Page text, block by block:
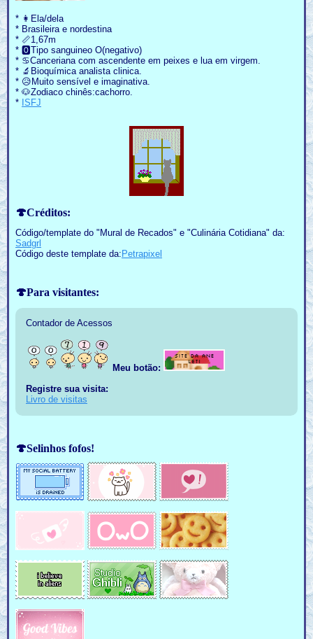
* 👩Ela/dela
* Brasileira e nordestina
* 📏1,67m
* 🅾Tipo sanguineo O(negativo)
* ♋Canceriana com ascendente em peixes e lua em virgem.
* 🔬Bioquímica analista clinica.
* 😥Muito sensível e imaginativa.
* 🐶Zodiaco chinês:cachorro.
* ISFJ
🍄Créditos:
Código/template do "Mural de Recados" e "Culinária Cotidiana" da:
Sadgrl
Código deste template da: Petrapixel
🍄Para visitantes:
Contador de Acessos
Meu botão:
Registre sua visita:
Livro de visitas
🍄Selinhos fofos!